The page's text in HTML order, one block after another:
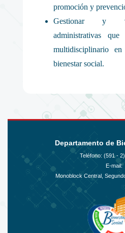
promoción y
Gestionar y
administrativas
multidisciplinario
bienestar social.
Departamento de
Teléfono: (591 - 2)
E-mail:
Monoblock Central,